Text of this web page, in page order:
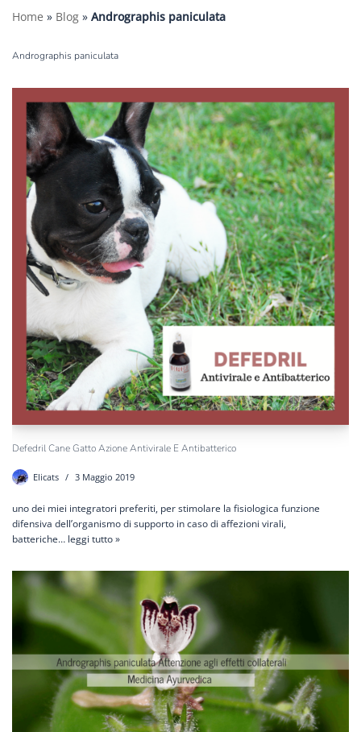
Home » Blog » Andrographis paniculata
Andrographis paniculata
Defedril Cane Gatto Azione Antivirale E Antibatterico
Elicats 3 Maggio 2019
uno dei miei integratori preferiti, per stimolare la fisiologica funzione
difensiva dell’organismo di supporto in caso di affezioni virali,
batteriche… leggi tutto »